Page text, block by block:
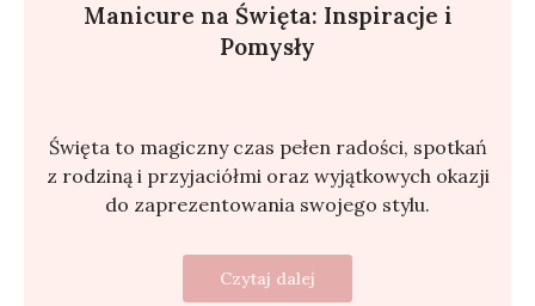
Manicure na Święta: Inspiracje i
Pomysły
Święta to magiczny czas pełen radości, spotkań
z rodziną i przyjaciółmi oraz wyjątkowych okazji
do zaprezentowania swojego stylu.
Czytaj dalej